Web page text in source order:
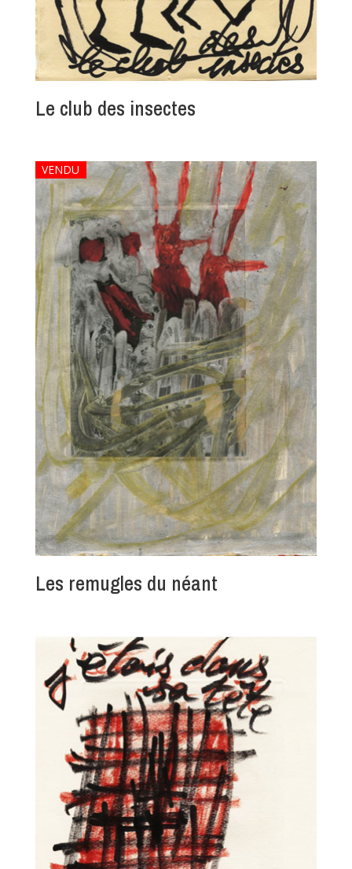
Le club des insectes
VENDU
Les remugles du néant